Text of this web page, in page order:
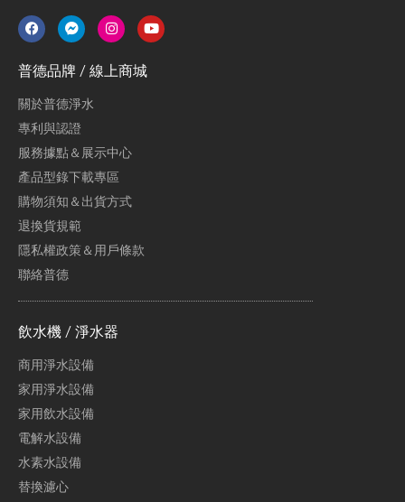
普德品牌 / 線上商城
關於普德淨水
專利與認證
服務據點＆展示中心
產品型錄下載專區
購物須知＆出貨方式
退換貨規範
隱私權政策＆用戶條款
聯絡普德
飲水機 / 淨水器
商用淨水設備
家用淨水設備
家用飲水設備
電解水設備
水素水設備
替換濾心